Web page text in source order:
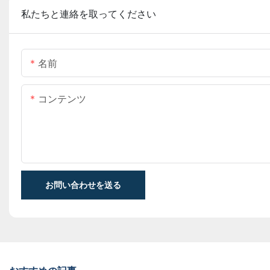
私たちと連絡を取ってください
名前
コンテンツ
お問い合わせを送る